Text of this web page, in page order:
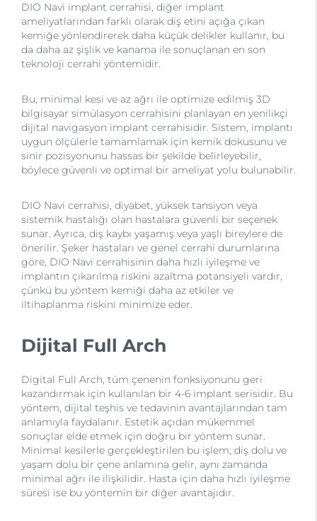
DIO Navi implant cerrahisi, diğer implant
ameliyatlarından farklı olarak diş etini açığa çıkan
kemiğe yönlendirerek daha küçük delikler kullanır, bu
da daha az şişlik ve kanama ile sonuçlanan en son
teknoloji cerrahi yöntemidir.
Bu, minimal kesi ve az ağrı ile optimize edilmiş 3D
bilgisayar simülasyon cerrahisini planlayan en yenilikçi
dijital navigasyon implant cerrahisidir. Sistem, implantı
uygun ölçülerle tamamlamak için kemik dokusunu ve
sinir pozisyonunu hassas bir şekilde belirleyebilir,
böylece güvenli ve optimal bir ameliyat yolu bulunabilir.
DIO Navi cerrahisi, diyabet, yüksek tansiyon veya
sistemik hastalığı olan hastalara güvenli bir seçenek
sunar. Ayrıca, diş kaybı yaşamış veya yaşlı bireylere de
önerilir. Şeker hastaları ve genel cerrahi durumlarına
göre, DIO Navi cerrahisinin daha hızlı iyileşme ve
implantın çıkarılma riskini azaltma potansiyeli vardır,
çünkü bu yöntem kemiği daha az etkiler ve
iltihaplanma riskini minimize eder.
Dijital Full Arch
Digital Full Arch, tüm çenenin fonksiyonunu geri
kazandırmak için kullanılan bir 4-6 implant serisidir. Bu
yöntem, dijital teşhis ve tedavinin avantajlarından tam
anlamıyla faydalanır. Estetik açıdan mükemmel
sonuçlar elde etmek için doğru bir yöntem sunar.
Minimal kesilerle gerçekleştirilen bu işlem, diş dolu ve
yaşam dolu bir çene anlamına gelir, aynı zamanda
minimal ağrı ile ilişkilidir. Hasta için daha hızlı iyileşme
süresi ise bu yöntemin bir diğer avantajıdır.